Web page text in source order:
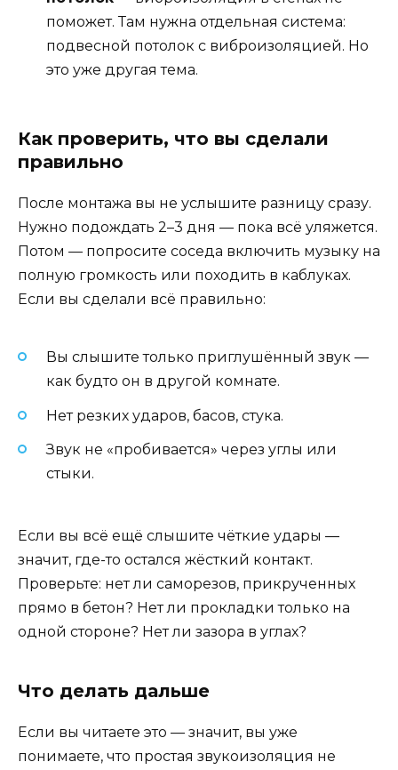
поможет. Там нужна отдельная система:
подвесной потолок с виброизоляцией. Но
это уже другая тема.
Как проверить, что вы сделали
правильно
После монтажа вы не услышите разницу сразу.
Нужно подождать 2–3 дня — пока всё уляжется.
Потом — попросите соседа включить музыку на
полную громкость или походить в каблуках.
Если вы сделали всё правильно:
Вы слышите только приглушённый звук —
как будто он в другой комнате.
Нет резких ударов, басов, стука.
Звук не «пробивается» через углы или
стыки.
Если вы всё ещё слышите чёткие удары —
значит, где-то остался жёсткий контакт.
Проверьте: нет ли саморезов, прикрученных
прямо в бетон? Нет ли прокладки только на
одной стороне? Нет ли зазора в углах?
Что делать дальше
Если вы читаете это — значит, вы уже
понимаете, что простая звукоизоляция не